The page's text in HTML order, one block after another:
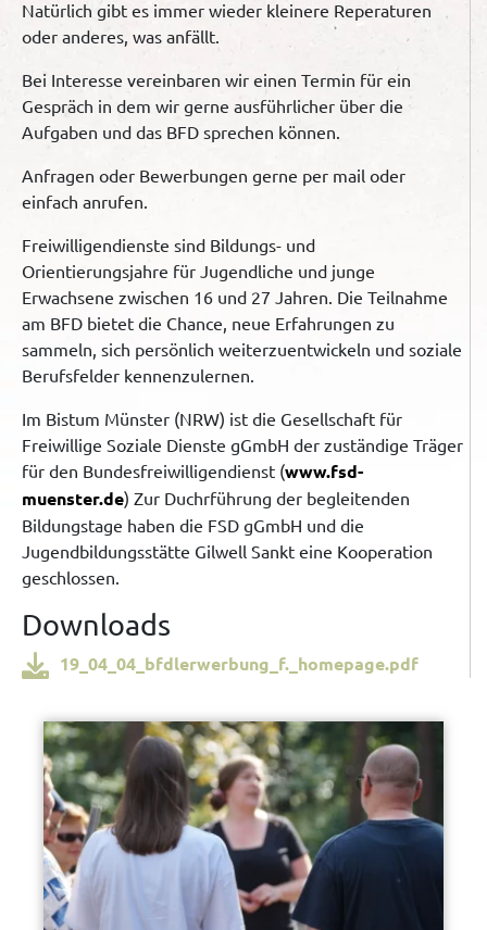
Natürlich gibt es immer wieder kleinere Reperaturen
oder anderes, was anfällt.
Bei Interesse vereinbaren wir einen Termin für ein
Gespräch in dem wir gerne ausführlicher über die
Aufgaben und das BFD sprechen können.
Anfragen oder Bewerbungen gerne per mail oder
einfach anrufen.
Freiwilligendienste sind Bildungs- und
Orientierungsjahre für Jugendliche und junge
Erwachsene zwischen 16 und 27 Jahren. Die Teilnahme
am BFD bietet die Chance, neue Erfahrungen zu
sammeln, sich persönlich weiterzuentwickeln und soziale
Berufsfelder kennenzulernen.
Im Bistum Münster (NRW) ist die Gesellschaft für
Freiwillige Soziale Dienste gGmbH der zuständige Träger
für den Bundesfreiwilligendienst (www.fsd-
muenster.de) Zur Duchrführung der begleitenden
Bildungstage haben die FSD gGmbH und die
Jugendbildungsstätte Gilwell Sankt eine Kooperation
geschlossen.
Downloads
19_04_04_bfdlerwerbung_f._homepage.pdf